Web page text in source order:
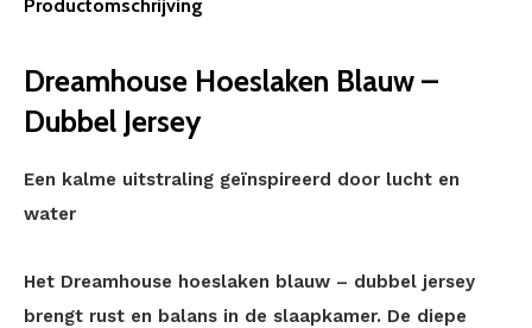
Productomschrijving
Dreamhouse Hoeslaken Blauw –
Dubbel Jersey
Een kalme uitstraling geïnspireerd door lucht en
water
Het Dreamhouse hoeslaken blauw – dubbel jersey
brengt rust en balans in de slaapkamer. De diepe